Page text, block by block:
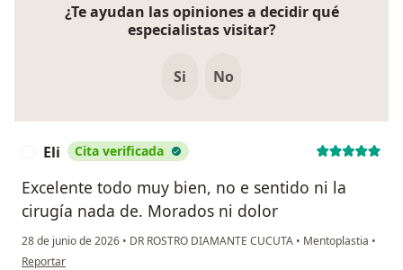
¿Te ayudan las opiniones a decidir qué
especialistas visitar?
Si No
Eli Cita verificada
Excelente todo muy bien, no e sentido ni la
cirugía nada de. Morados ni dolor
28 de junio de 2026 • DR ROSTRO DIAMANTE CUCUTA • Mentoplastia •
en opinión del usuario Eli
Reportar